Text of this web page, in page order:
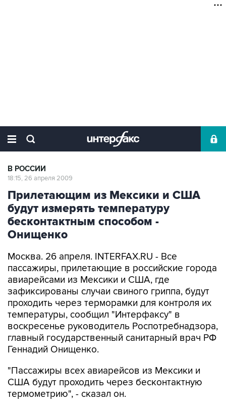
В РОССИИ
18:15, 26 апреля 2009
Прилетающим из Мексики и США
будут измерять температуру
бесконтактным способом -
Онищенко
Москва. 26 апреля. INTERFAX.RU - Все
пассажиры, прилетающие в российские города
авиарейсами из Мексики и США, где
зафиксированы случаи свиного гриппа, будут
проходить через терморамки для контроля их
температуры, сообщил "Интерфаксу" в
воскресенье руководитель Роспотребнадзора,
главный государственный санитарный врач РФ
Геннадий Онищенко.
"Пассажиры всех авиарейсов из Мексики и
США будут проходить через бесконтактную
термометрию", - сказал он.